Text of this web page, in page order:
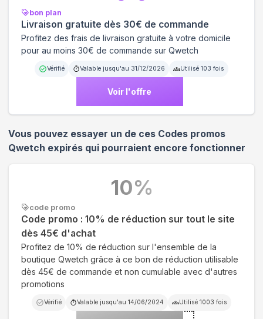
bon plan
Livraison gratuite dès 30€ de commande
Profitez des frais de livraison gratuite à votre domicile
pour au moins 30€ de commande sur Qwetch
Vérifié Valable jusqu'au 31/12/2026 Utilisé 103 fois
Voir l'offre
Vous pouvez essayer un de ces Codes promos
Qwetch expirés qui pourraient encore fonctionner
code promo
Code promo : 10% de réduction sur tout le site
dès 45€ d'achat
Profitez de 10% de réduction sur l'ensemble de la
boutique Qwetch grâce à ce bon de réduction utilisable
dès 45€ de commande et non cumulable avec d'autres
promotions
Vérifié Valable jusqu'au 14/06/2024 Utilisé 1003 fois
10%